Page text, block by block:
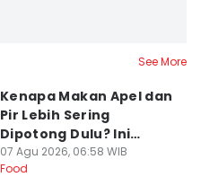
See More
Kenapa Makan Apel dan
Pir Lebih Sering
Dipotong Dulu? Ini
Alasannya
07 Agu 2026, 06:58 WIB
Food